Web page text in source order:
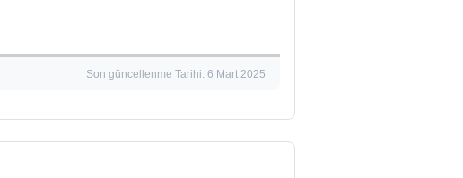
Son güncellenme Tarihi: 6 Mart 2025